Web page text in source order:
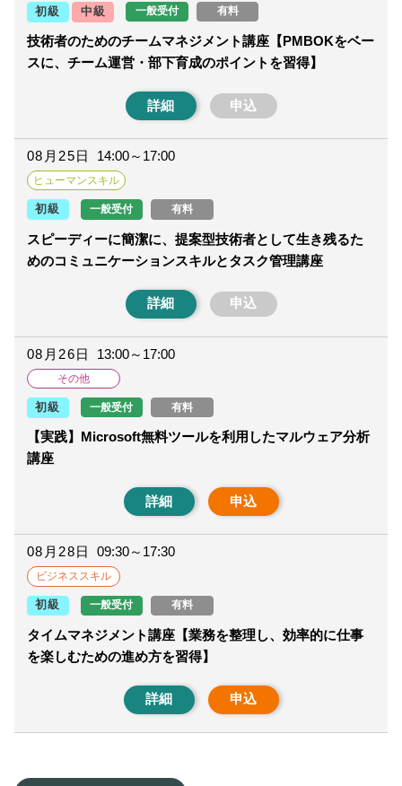
初級 中級 一般受付 有料
技術者のためのチームマネジメント講座【PMBOKをベー
スに、チーム運営・部下育成のポイントを習得】
詳細 申込
08月25日 14:00～17:00
ヒューマンスキル
初級 一般受付 有料
スピーディーに簡潔に、提案型技術者として生き残るた
めのコミュニケーションスキルとタスク管理講座
詳細 申込
08月26日 13:00～17:00
その他
初級 一般受付 有料
【実践】Microsoft無料ツールを利用したマルウェア分析
講座
詳細 申込
08月28日 09:30～17:30
ビジネススキル
初級 一般受付 有料
タイムマネジメント講座【業務を整理し、効率的に仕事
を楽しむための進め方を習得】
詳細 申込